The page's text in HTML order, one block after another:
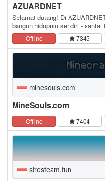
AZUARDNET
Selamat datang! Di
bangun hidupmu sendiri -
dijalani bareng pemain lain.
Offline 7345
minesouls.com
MineSouls.com
Offline 7404
stresteam.fun